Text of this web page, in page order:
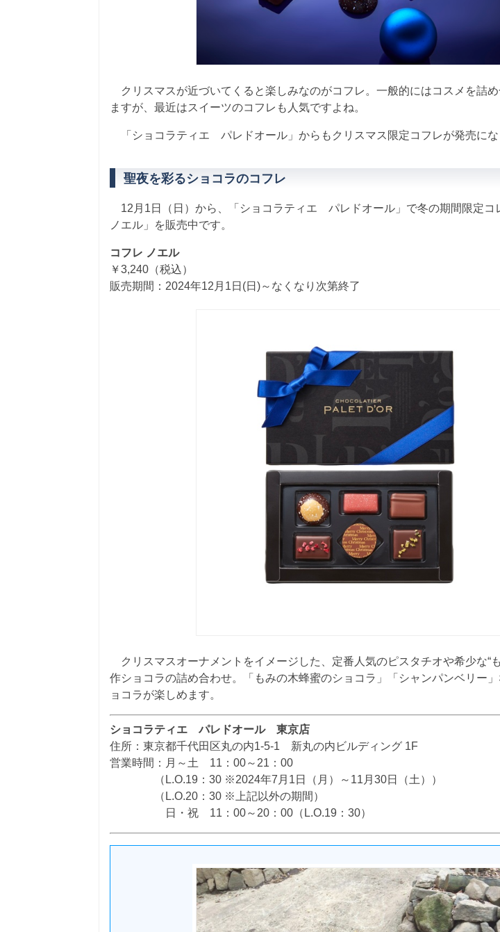
クリスマスが近づいてくると楽しみなのがコフレ。一般的にはコスメを詰
ますが、最近はスイーツのコフレも人気ですよね。
「ショコラティエ パレドオール」からもクリスマス限定コフレが発売にな
聖夜を彩るショコラのコフレ
12月1日（日）から、「ショコラティエ パレドオール」で冬の期間限定コ
ノエル」を販売中です。
コフレ ノエル
￥3,240（税込）
販売期間：2024年12月1日(日)～なくなり次第終了
クリスマスオーナメントをイメージした、定番人気のピスタチオや希少な“
作ショコラの詰め合わせ。「もみの木蜂蜜のショコラ」「シャンパンベリー
ョコラが楽しめます。
ショコラティエ パレドオール 東京店
住所：東京都千代田区丸の内1-5-1 新丸の内ビルディング 1F
営業時間：月～土 11：00～21：00
（L.O.19：30 ※2024年7月1日（月）～11月30日（土））
（L.O.20：30 ※上記以外の期間）
日・祝 11：00～20：00（L.O.19：30）